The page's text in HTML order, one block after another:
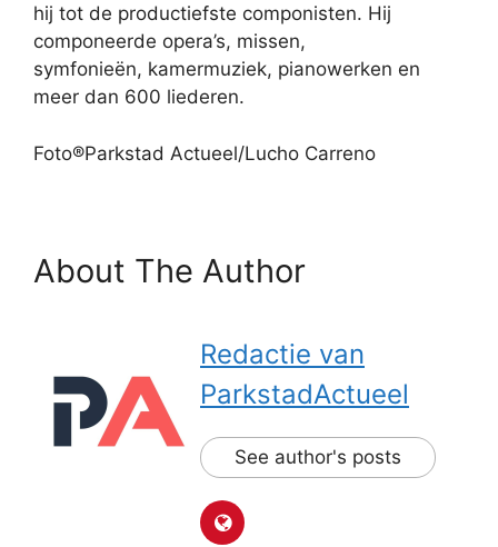
hij tot de productiefste componisten. Hij
componeerde opera’s, missen,
symfonieën, kamermuziek, pianowerken en
meer dan 600 liederen.
Foto®Parkstad Actueel/Lucho Carreno
About The Author
Redactie van
ParkstadActueel
See author's posts